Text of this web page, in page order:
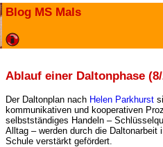
Blog MS Mals
Ablauf einer Daltonphase
Der Daltonplan nach Helen Parkhurst
kommunikativen und kooperativen
selbstständiges Handeln –
Alltag – werden durch die Daltonarbeit
Schule verstärkt gefördert.